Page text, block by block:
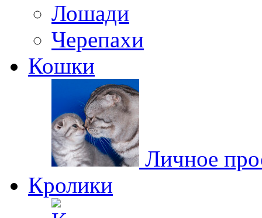
Лошади
Черепахи
Кошки
Личное
Кролики